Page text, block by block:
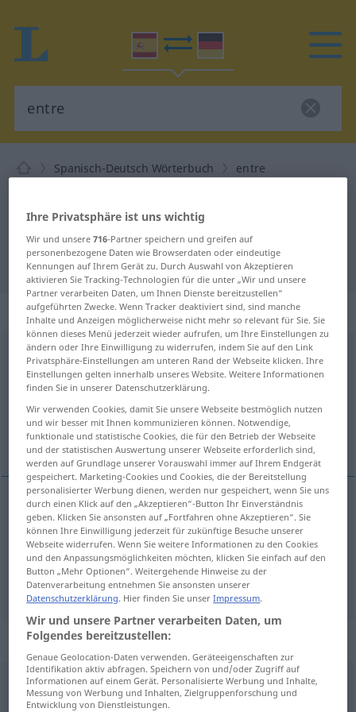
Spanisch-Deutsch Wörterbuch entre
"entre"
"entre" Deutsch Übersetzung
„entre“: preposición
entre [ˈentre]prep
Übersicht aller Übersetzungen
(Für mehr Details die Übersetzung anklicken/antippen)
zwischen, unter
zwischen entre
unter entreentre personas
Beispielsätze für "entre"
guardarentre algodones
Ihre Privatsphäre ist uns wichtig
Wir und unsere716-Partner speichern und greifen auf
personenbezogene Daten wie Browserdaten oder eindeutige
Kennungen auf Ihrem Gerät zu. Durch Auswahl von Akzeptieren
aktivieren Sie Tracking-Technologien für die unter „Wir und unsere
Partner verarbeiten Daten, um Ihnen Dienste bereitzustellen“
aufgeführten Zwecke. Wenn Tracker deaktiviert sind, sind manche
Inhalte und Anzeigen möglicherweise nicht mehr so relevant für Sie. Sie
können dieses Menü jederzeit wieder aufrufen, um Ihre Einstellungen zu
ändern oder Ihre Einwilligung zu widerrufen, indem Sie auf den Link
Privatsphäre-Einstellungen am unteren Rand der Webseite klicken. Ihre
Einstellungen gelten innerhalb unseres Website. Weitere Informationen
finden Sie in unserer Datenschutzerklärung.
Wir verwenden Cookies, damit Sie unsere Webseite bestmöglich nutzen
und wir besser mit Ihnen kommunizieren können. Notwendige,
funktionale und statistische Cookies, die für den Betrieb der Webseite
und der statistischen Auswertung unserer Webseite erforderlich sind,
werden auf Grundlage unserer Vorauswahl immer auf Ihrem Endgerät
gespeichert. Marketing-Cookies und Cookies, die der Bereitstellung
personalisierter Werbung dienen, werden nur gespeichert, wenn Sie uns
durch einen Klick auf den „Akzeptieren“-Button Ihr Einverständnis
geben. Klicken Sie ansonsten auf „Fortfahren ohne Akzeptieren“. Sie
können Ihre Einwilligung jederzeit für zukünftige Besuche unserer
Webseite widerrufen. Wenn Sie weitere Informationen zu den Cookies
und den Anpassungsmöglichkeiten möchten, klicken Sie einfach auf den
Button „Mehr Optionen“. Weitergehende Hinweise zu der
Datenverarbeitung entnehmen Sie ansonsten unserer
Datenschutzerklärung. Hier finden Sie unserImpressum.
Wir und unsere Partner verarbeiten Daten, um
Folgendes bereitzustellen:
Genaue Geolocation-Daten verwenden. Geräteeigenschaften zur
Identifikation aktiv abfragen. Speichern von und/oder Zugriff auf
Informationen auf einem Gerät. Personalisierte Werbung und Inhalte,
Messung von Werbung und Inhalten, Zielgruppenforschung und
Entwicklung von Dienstleistungen.